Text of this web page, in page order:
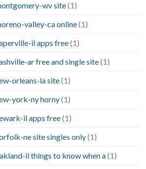
wv site(1)
valley-ca online(1)
il apps free(1)
ar free and single site(1)
orleans-la site(1)
york-ny horny(1)
il apps free(1)
ne site singles only(1)
il things to know when a(1)